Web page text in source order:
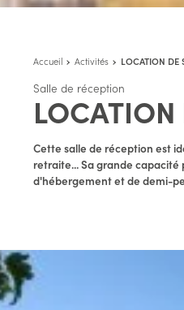
Accueil Activités LOCATION DE
Salle de réception
Cette salle de réception est
retraite... Sa grande capacité
d'hébergement et de demi-